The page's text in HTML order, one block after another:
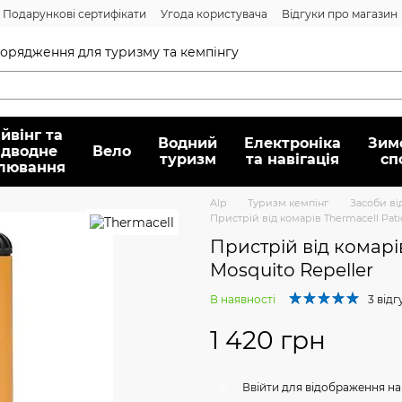
Подарункові сертифікати Угода користувача
Відгуки про магазин
для туризму та кемпінгу
та
Вело
Водний
туризм
Електроніка
та навігація
Alp Туризм кемпінг
Засоби
Пристрій від комарів Thermacell
Пристрій від
Mosquito Repeller
В наявності 3
1 420 грн
Ввійти для відображення